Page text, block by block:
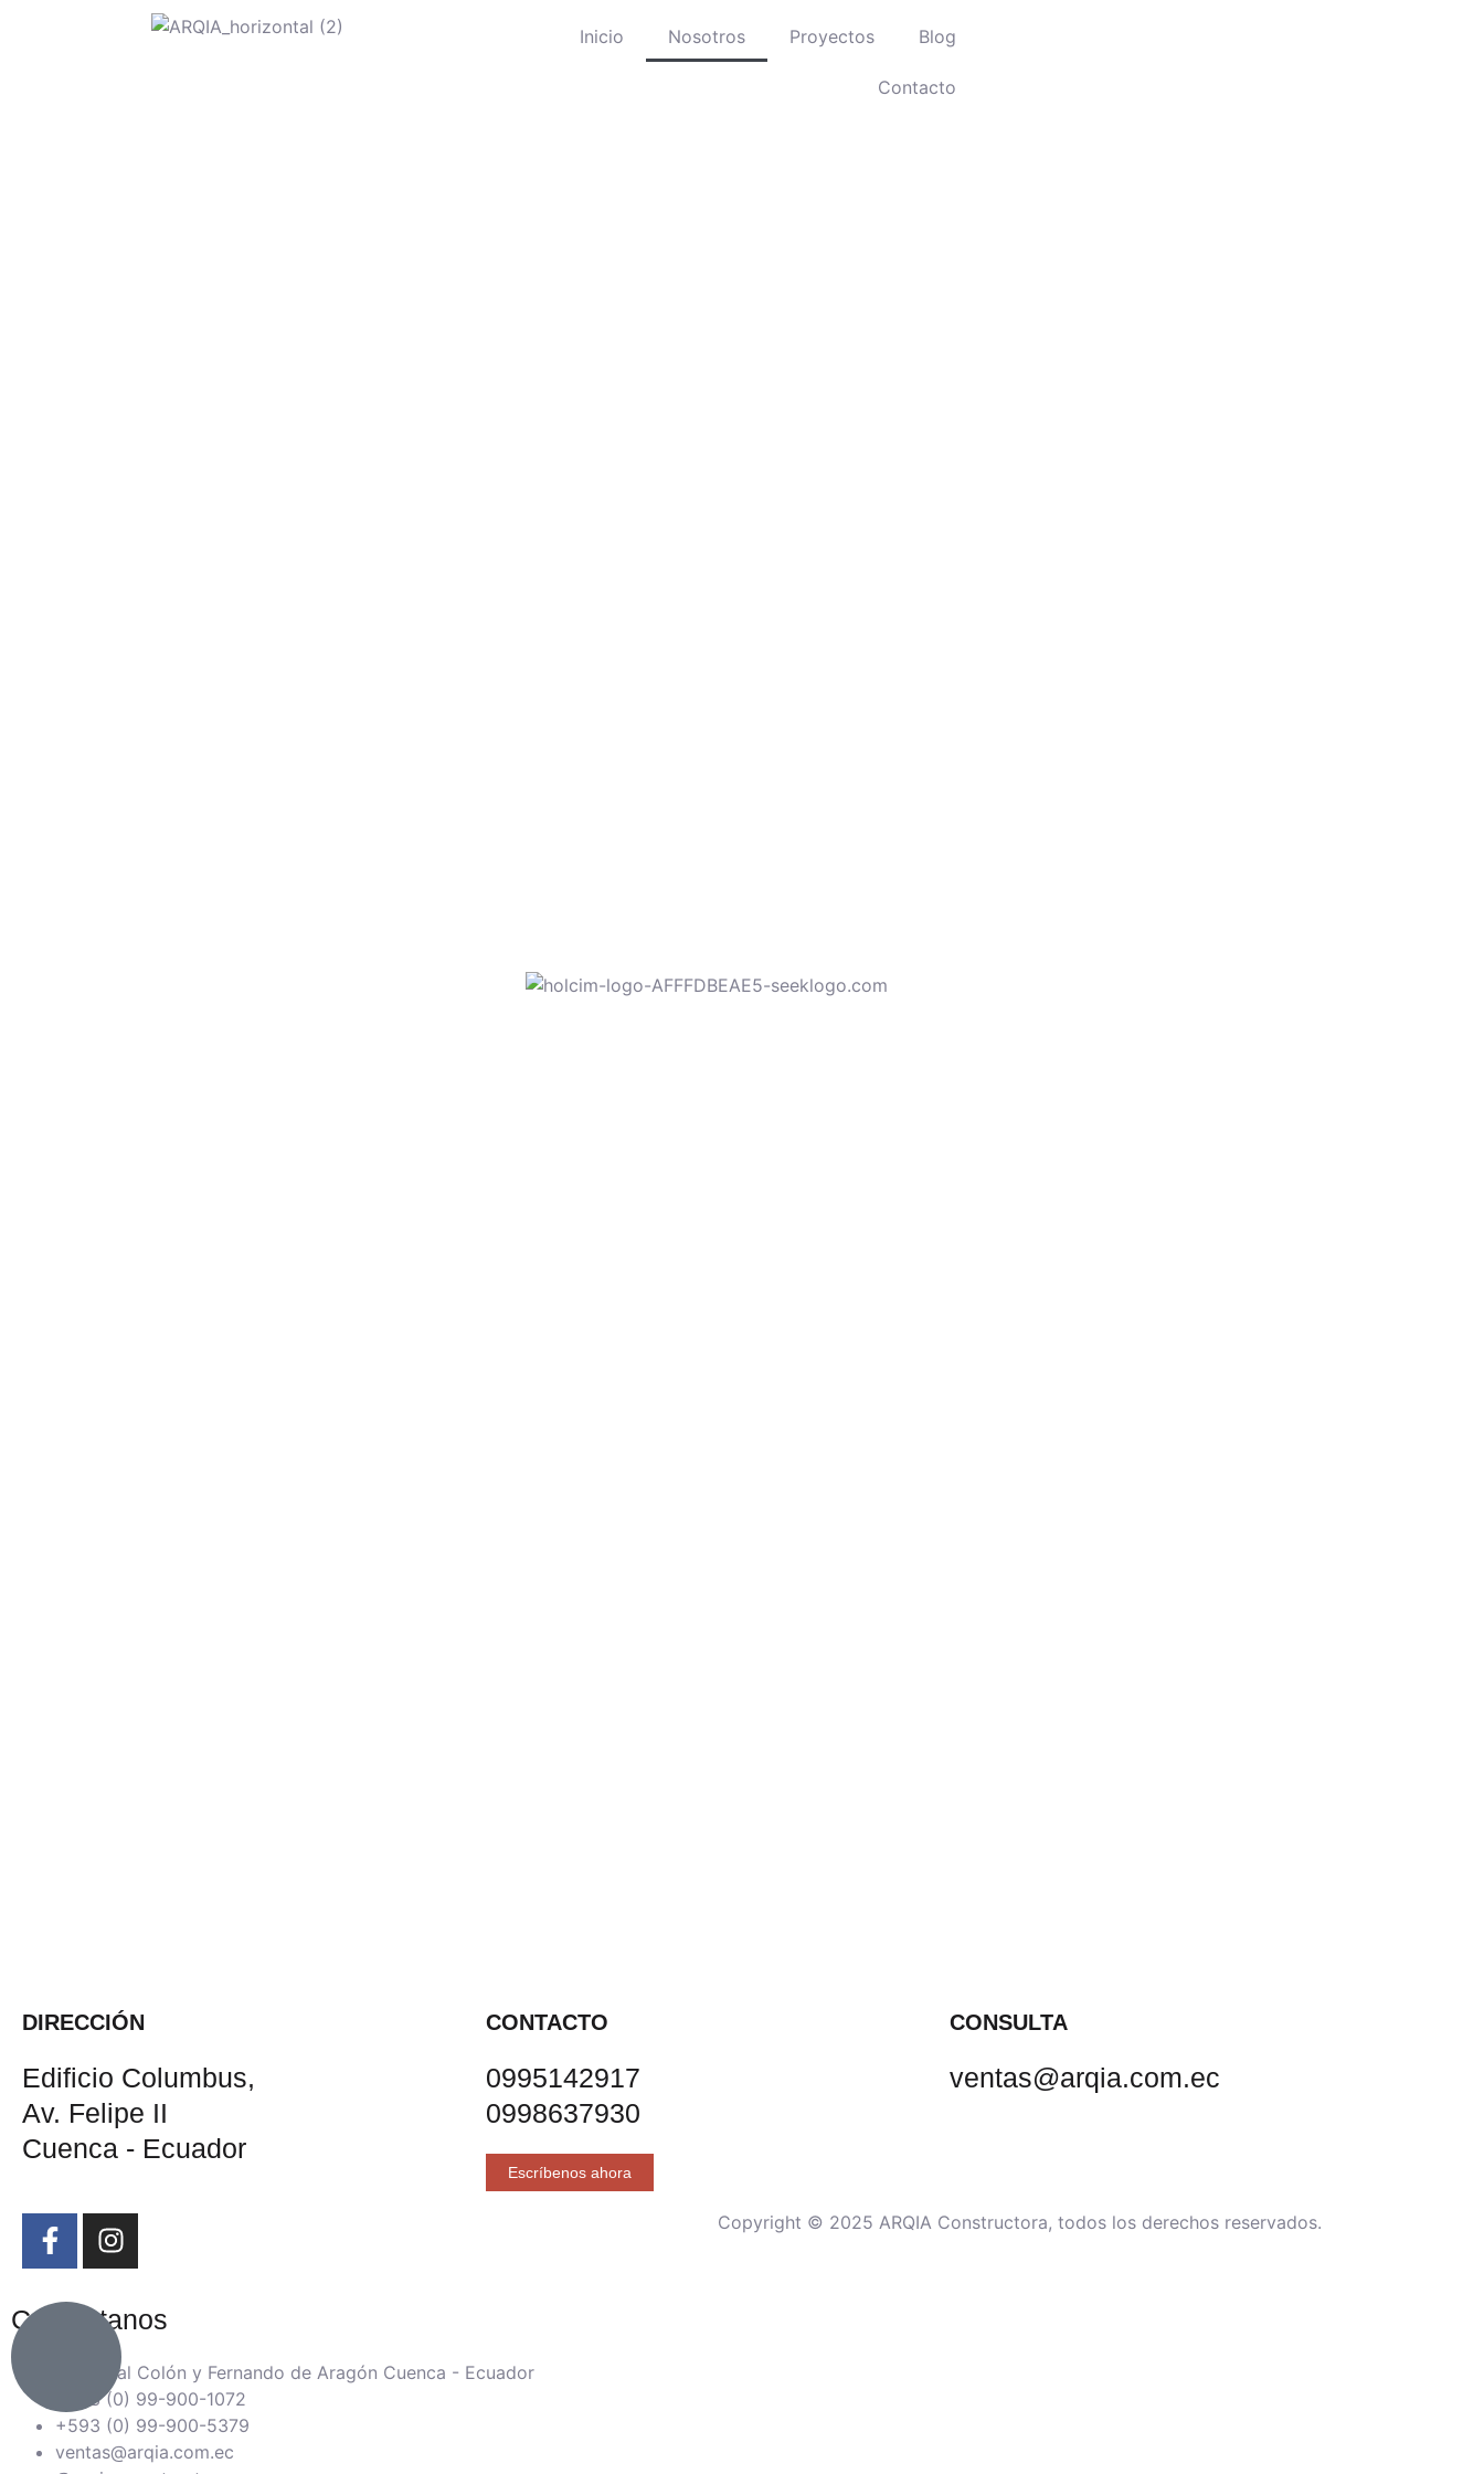
Inicio Nosotros Proyectos Blog
Contacto
DIRECCIÓN
Edificio Columbus,
Av. Felipe II
Cuenca - Ecuador
CONTACTO
0995142917
0998637930
Escríbenos ahora
CONSULTA
ventas@arqia.com.ec
Copyright © 2025 ARQIA Constructora, todos los derechos reservados.
Contáctanos
Cristóbal Colón y Fernando de Aragón Cuenca - Ecuador
+593 (0) 99-900-1072
+593 (0) 99-900-5379
ventas@arqia.com.ec